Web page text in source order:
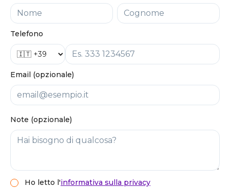
Telefono
Email (opzionale)
Note (opzionale)
Ho letto l'informativa sulla privacy